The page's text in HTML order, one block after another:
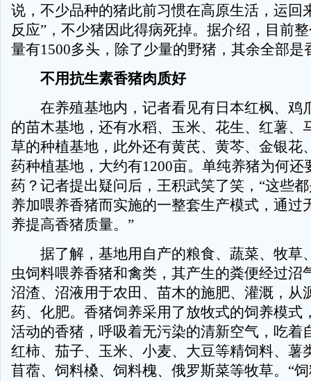
说，不少品种的猪此前习惯在高原生活，运回
反应”，不少猪因此得病死掉。据介绍，目前
量有1500多头，除了少量的野猪，其余全部是
不用抗生素香猪肉质好
在养殖基地内，记者看见有日本红枫、鸡
的苗木基地，还有水稻、玉米、花生、红薯、
草的种植基地，此外还有黄芪、黄芩、金银花
药种植基地，大约有1200亩。单纯养猪为何还
药？记者提出疑问后，王积武笑了笑，“这些
养加喂养香猪而实施的一整套生产模式，通过
养提高香猪质量。”
据了解，基地用自产的粮食、蔬菜、牧草
虫饲料喂养香猪和禽类，其产生的粪便经过沼
沼渣、沼液用于农田、苗木的施肥、灌溉，从
药、化肥。香猪饲养采用了放牧式的饲养模式
活动的香猪，呼吸着无污染的清新空气，吃着
红柿、茄子、玉米、小麦、大豆等精饲料、薯
苜蓿、饲料槡、饲料槐、俄罗斯菜等牧草。“